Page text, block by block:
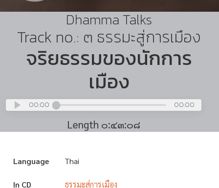
Dhamma Talks
Track no.: ๓ ธรรมะสู่การเมือง
จริยธรรมของนักการ
เมือง
00:00 00:00
Length ๐:๔๓:๐๘
Language Thai
In CD ธรรมะสู่การเมือง